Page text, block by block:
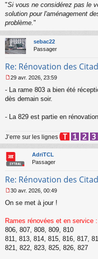
"Si vous ne considérez pas le
solution pour l'aménagement
problème. "
sebac22
Passager
Re: Rénovation des
e
s
g
n
o
n
l
u
29 avr. 2026, 23:59
- La rame 803 a bien été
dès demain soir.
- La 829 est partie en
J’erre sur les lignes
AdriTCL
Passager
Re: Rénovation des
e
s
a
g
e
n
30 avr. 2026, 00:49
On se met à jour !
Rames rénovées et en service :
806, 807, 808, 809, 810
811, 813, 814, 815, 816, 817,
821, 822, 823, 825, 826, 827